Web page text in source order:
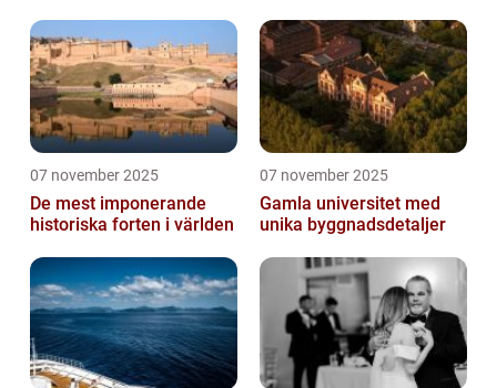
07 november 2025
De mest imponerande
historiska forten i världen
07 november 2025
Gamla universitet med
unika byggnadsdetaljer